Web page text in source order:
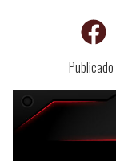
Publicado